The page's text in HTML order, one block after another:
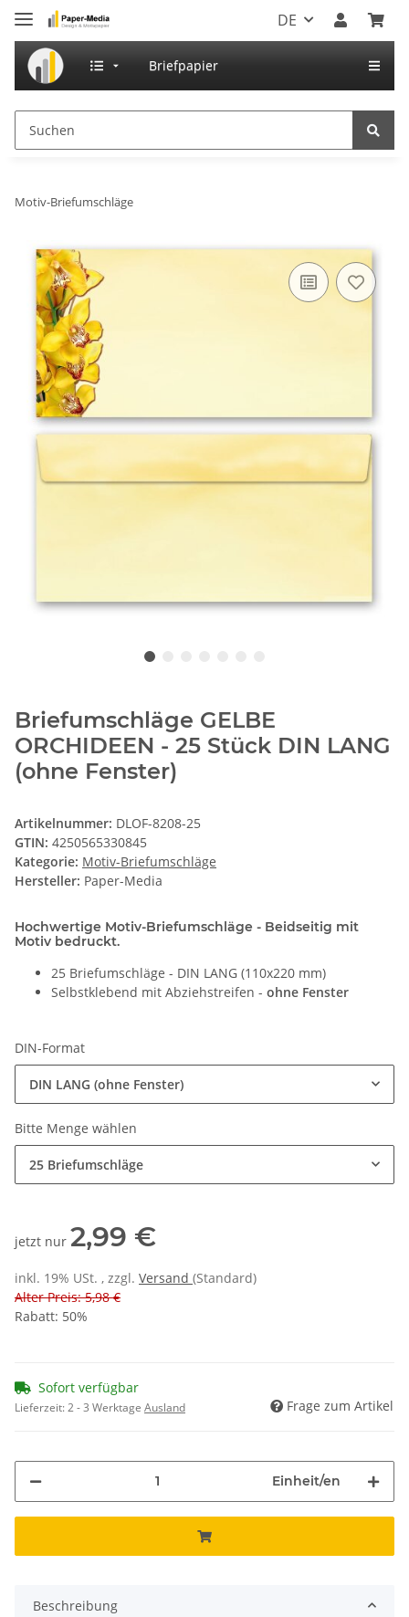
DE
Briefpapier
Motiv-Briefumschläge
Briefumschläge GELBE
ORCHIDEEN - 25 Stück DIN LANG
(ohne Fenster)
Artikelnummer: DLOF-8208-25
GTIN: 4250565330845
Kategorie: Motiv-Briefumschläge
Hersteller: Paper-Media
Hochwertige Motiv-Briefumschläge - Beidseitig mit
Motiv bedruckt.
25 Briefumschläge - DIN LANG (110x220 mm)
Selbstklebend mit Abziehstreifen - ohne Fenster
DIN-Format
DIN LANG (ohne Fenster)
Bitte Menge wählen
25 Briefumschläge
jetzt nur 2,99 €
inkl. 19% USt. , zzgl. Versand (Standard)
Alter Preis: 5,98 €
Rabatt: 50%
Sofort verfügbar
Lieferzeit:2 - 3 Werktage Ausland Frage zum Artikel
Einheit/en
Beschreibung